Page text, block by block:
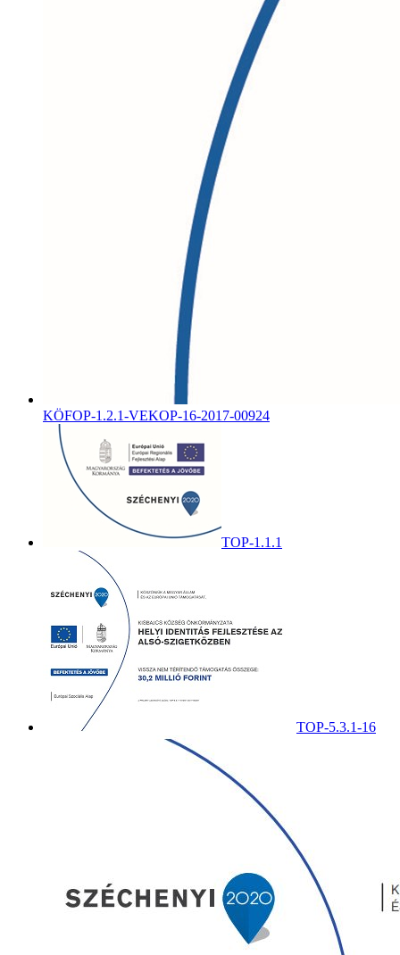
KÖFOP-1.2.1-VEKOP-16-2017-00924
TOP-1.1.1
TOP-5.3.1-16